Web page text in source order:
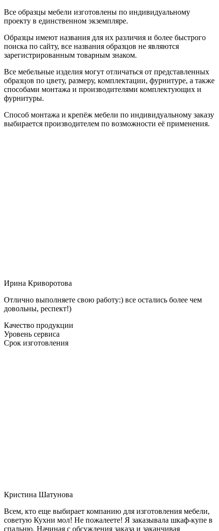
Все образцы мебели изготовлены по индивидуальному
проекту в единственном экземпляре.
Образцы имеют названия для их различия и более быстрого
поиска по сайту, все названия образцов не являются
зарегистрированным товарным знаком.
Все мебельные изделия могут отличаться от представленных
образцов по цвету, размеру, комплектации, фурнитуре, а также
способами монтажа и производителями комплектующих и
фурнитуры.
Способ монтажа и крепёж мебели по индивидуальному заказу
выбирается производителем по возможности её применения.
Ирина Криворотова
Отлично выполняете свою работу:) все остались более чем
довольны, респект!)
Качество продукции
Уровень сервиса
Срок изготовления
Кристина Шатунова
Всем, кто еще выбирает компанию для изготовления мебели,
советую Кухни мол! Не пожалеете! Я заказывала шкаф-купе в
спальню. Начиная с обсуждения заказа и заканчивая